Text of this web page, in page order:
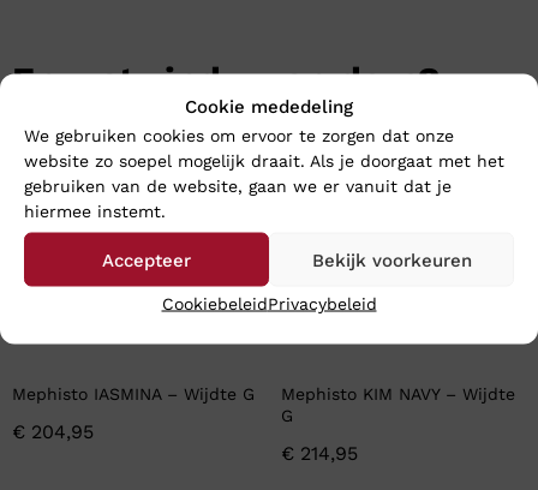
Cookie mededeling
We gebruiken cookies om ervoor te zorgen dat onze
website zo soepel mogelijk draait. Als je doorgaat met het
gebruiken van de website, gaan we er vanuit dat je
hiermee instemt.
Accepteer Bekijk voorkeuren
CookiebeleidPrivacybeleid
En wat vind u van deze?
Nieuw
Mephisto IASMINA – Wijdte G
€ 204,95
Mephisto KIM NAVY – Wijdte
G
€ 214,95